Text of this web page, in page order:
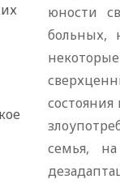
юности
больных,
семья,